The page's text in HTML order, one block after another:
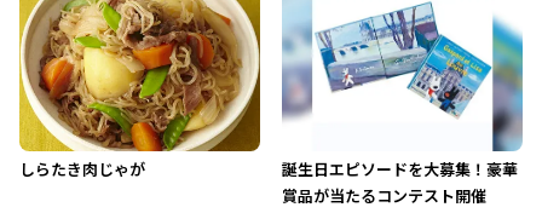
しらたき肉じゃが
誕生日エピソードを大募集！豪華
賞品が当たるコンテスト開催